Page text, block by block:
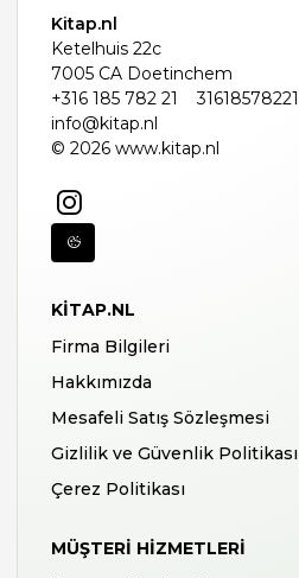
Kitap.nl
Ketelhuis 22c
7005 CA Doetinchem
+316 185 782 21
31618578221
info@kitap.nl
© 2026 www.kitap.nl
KITAP.NL
Firma Bilgileri
Hakkımızda
Mesafeli Satış Sözleşmesi
Gizlilik ve Güvenlik Politikası
Çerez Politikası
MÜŞTERI HIZMETLERI